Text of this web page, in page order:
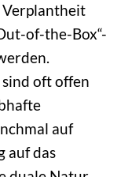
Verplantheit
of-the-Box“-
oft offen
auf
auf das